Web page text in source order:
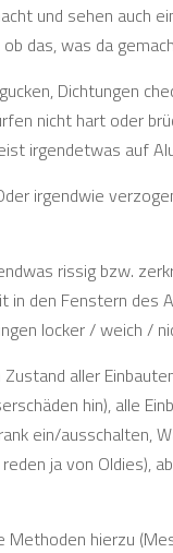
und sehen auch
das, was da
Dichtungen
nicht hart oder
irgendetwas auf
irgendwie
rissig bzw.
in den Fenstern
locker / weich /
aller
hin), alle
ein/ausschalten,
ja von Oldies),
Methoden hierzu